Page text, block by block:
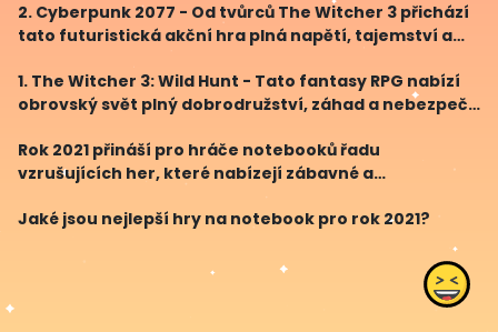
nepřáteli. S poutavým příběhem, vibracemi vikingů a
nádhern
2. Cyberpunk 2077 - Od tvůrců The Witcher 3 přichází
tato futuristická akční hra plná napětí, tajemství a
je naplněný podrobnými detaily a fascinuj
1. The Witcher 3: Wild Hunt - Tato fantasy RPG nabízí
obrovský svět plný dobrodružství, záhad a nebezpečí.
poutavými postavami je tato hra pro rok 2021 stále
Rok 2021 přináší pro hráče notebooků řadu
vzrušujících her, které nabízejí zábavné a
nezapomenutelné herní zážitky. Pokud jste fanoušci
počítačových her a hledáte ty nejlepší tituly pro svůj
Jaké jsou nejlepší hry na notebook pro rok 2021?